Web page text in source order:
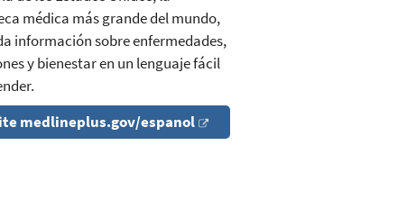
médica más grande del mundo,
información sobre enfermedades,
y bienestar en un lenguaje fácil
medlineplus.gov/espanol